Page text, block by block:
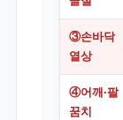
③손바닥
열상
④어깨·팔
꿈치